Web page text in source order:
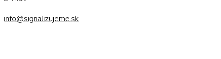
info@signalizujeme.sk